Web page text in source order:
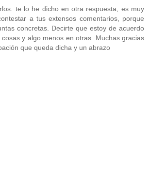
te lo he dicho en otra respuesta, es muy
a tus extensos comentarios, porque
concretas. Decirte que estoy de acuerdo
y algo menos en otras. Muchas gracias
que queda dicha y un abrazo